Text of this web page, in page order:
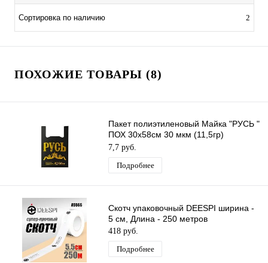
Сортировка по наличию 2
ПОХОЖИЕ ТОВАРЫ (8)
Пакет полиэтиленовый Майка "РУСЬ "
ПОХ 30х58см 30 мкм (11,5гр)
/50шт/750 шт*меш, 1ШТ.
7,7 руб.
Подробнее
Скотч упаковочный DEESPI ширина -
5 см, Длина - 250 метров
418 руб.
Подробнее